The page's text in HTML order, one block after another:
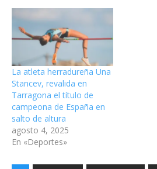
La atleta herradureña Una
Stancev, revalida en
Tarragona el título de
campeona de España en
salto de altura
agosto 4, 2025
En «Deportes»